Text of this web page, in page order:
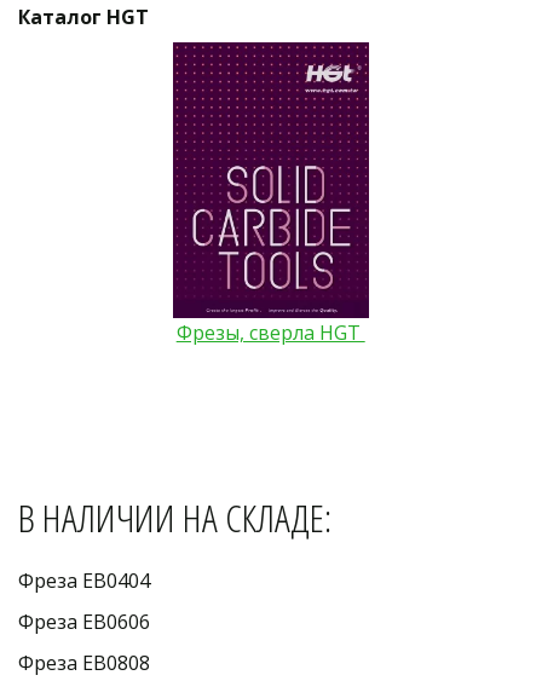
Каталог HGT
Фрезы, сверла HGT
В НАЛИЧИИ НА СКЛАДЕ:
Фреза EB0404
Фреза EB0606
Фреза EB0808